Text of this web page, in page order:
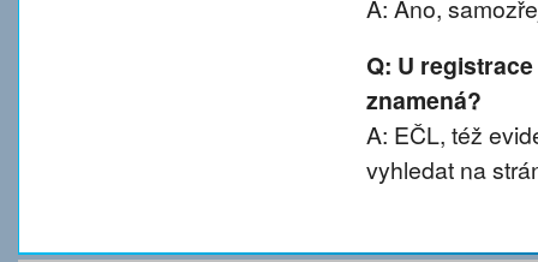
A: Ano,
Q: U
znamená?
A: EČL, též
vyhledat na